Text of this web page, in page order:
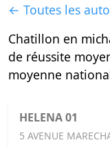
← Toutes les
Chatillon en
de réussite
moyenne
HELENA 01
5 AVENUE